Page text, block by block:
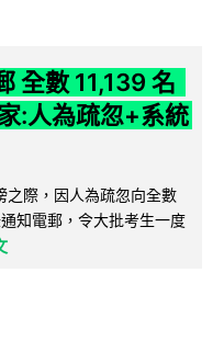
全數 11,139 名
:人為疏忽+系統
之際，因人為疏忽向全數
知電郵，令大批考生一度